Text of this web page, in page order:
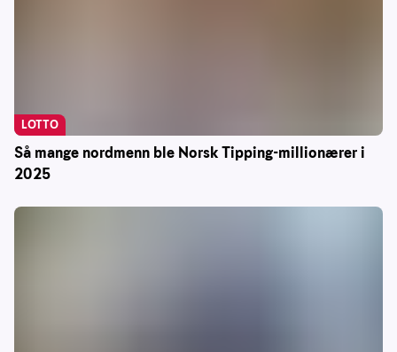
Så mange nordmenn ble Norsk Tipping-millionærer i
2025
LOTTO